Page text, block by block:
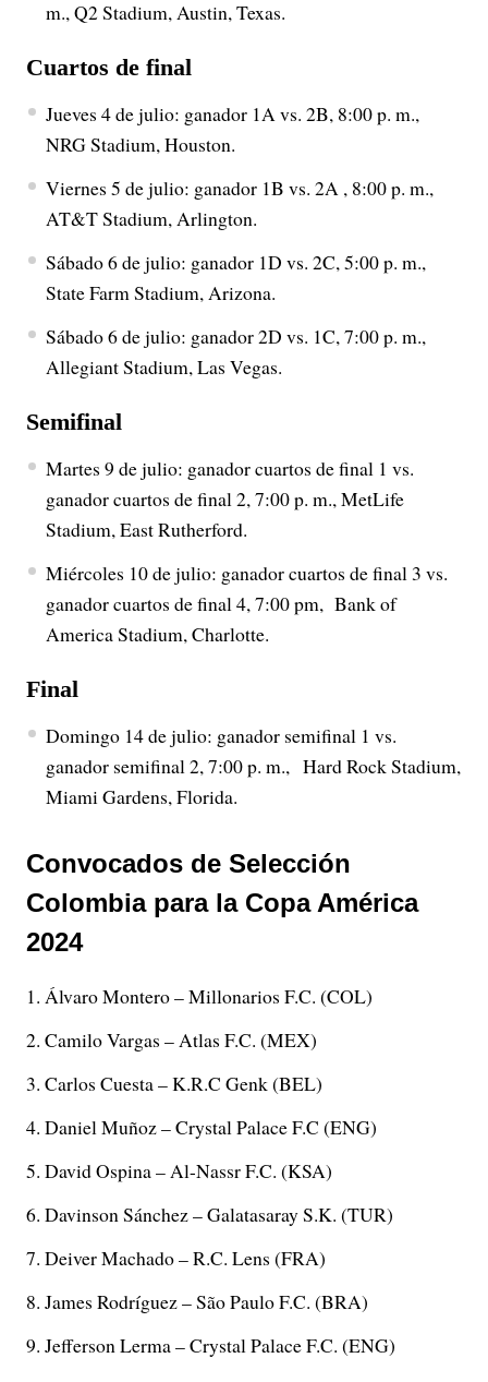
m., Q2 Stadium, Austin, Texas.
Cuartos de final
Jueves 4 de julio: ganador 1A vs. 2B, 8:00 p. m.,
NRG Stadium, Houston.
Viernes 5 de julio: ganador 1B vs. 2A , 8:00 p. m.,
AT&T Stadium, Arlington.
Sábado 6 de julio: ganador 1D vs. 2C, 5:00 p. m.,
State Farm Stadium, Arizona.
Sábado 6 de julio: ganador 2D vs. 1C, 7:00 p. m.,
Allegiant Stadium, Las Vegas.
Semifinal
Martes 9 de julio: ganador cuartos de final 1 vs.
ganador cuartos de final 2, 7:00 p. m., MetLife
Stadium, East Rutherford.
Miércoles 10 de julio: ganador cuartos de final 3 vs.
ganador cuartos de final 4, 7:00 pm, Bank of
America Stadium, Charlotte.
Final
Domingo 14 de julio: ganador semifinal 1 vs.
ganador semifinal 2, 7:00 p. m., Hard Rock Stadium,
Miami Gardens, Florida.
Convocados de Selección
Colombia para la Copa América
2024
Álvaro Montero – Millonarios F.C. (COL)
Camilo Vargas – Atlas F.C. (MEX)
Carlos Cuesta – K.R.C Genk (BEL)
Daniel Muñoz – Crystal Palace F.C (ENG)
David Ospina – Al-Nassr F.C. (KSA)
Davinson Sánchez – Galatasaray S.K. (TUR)
Deiver Machado – R.C. Lens (FRA)
James Rodríguez – São Paulo F.C. (BRA)
Jefferson Lerma – Crystal Palace F.C. (ENG)